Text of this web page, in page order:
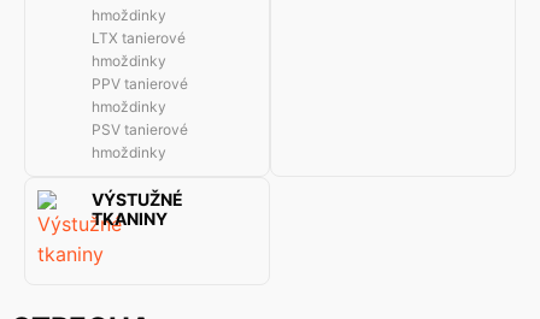
hmoždinky
LTX tanierové
hmoždinky
PPV tanierové
hmoždinky
PSV tanierové
hmoždinky
VÝSTUŽNÉ
TKANINY